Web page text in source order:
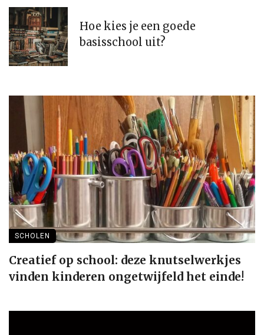
Hoe kies je een goede
basisschool uit?
SCHOLEN
Creatief op school: deze knutselwerkjes
vinden kinderen ongetwijfeld het einde!